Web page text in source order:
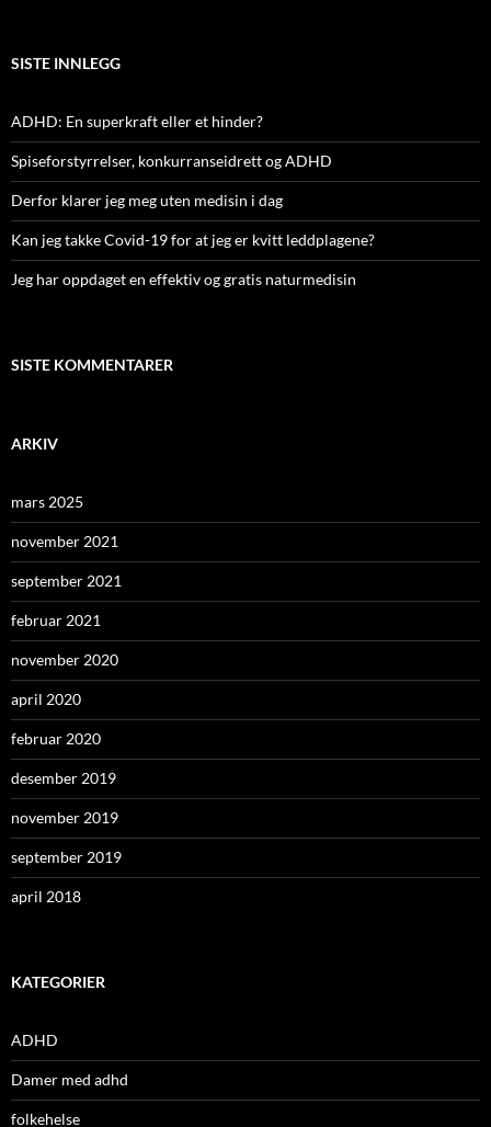
SISTE INNLEGG
ADHD: En superkraft eller et hinder?
Spiseforstyrrelser, konkurranseidrett og ADHD
Derfor klarer jeg meg uten medisin i dag
Kan jeg takke Covid-19 for at jeg er kvitt leddplagene?
Jeg har oppdaget en effektiv og gratis naturmedisin
SISTE KOMMENTARER
ARKIV
mars 2025
november 2021
september 2021
februar 2021
november 2020
april 2020
februar 2020
desember 2019
november 2019
september 2019
april 2018
KATEGORIER
ADHD
Damer med adhd
folkehelse